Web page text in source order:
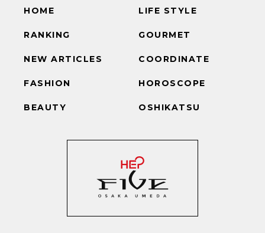
HOME
RANKING
NEW ARTICLES
FASHION
BEAUTY
LIFE STYLE
GOURMET
COORDINATE
HOROSCOPE
OSHIKATSU